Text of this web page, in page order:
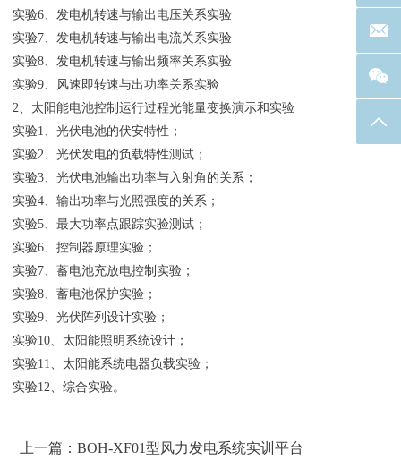
实验6、发电机转速与输出电压关系实验
实验7、发电机转速与输出电流关系实验
实验8、发电机转速与输出频率关系实验
实验9、风速即转速与出功率关系实验
2、太阳能电池控制运行过程光能量变换演示和实验
实验1、光伏电池的伏安特性；
实验2、光伏发电的负载特性测试；
实验3、光伏电池输出功率与入射角的关系；
实验4、输出功率与光照强度的关系；
实验5、最大功率点跟踪实验测试；
实验6、控制器原理实验；
实验7、蓄电池充放电控制实验；
实验8、蓄电池保护实验；
实验9、光伏阵列设计实验；
实验10、太阳能照明系统设计；
实验11、太阳能系统电器负载实验；
实验12、综合实验。
上一篇：BOH-XF01型风力发电系统实训平台
联系
返回